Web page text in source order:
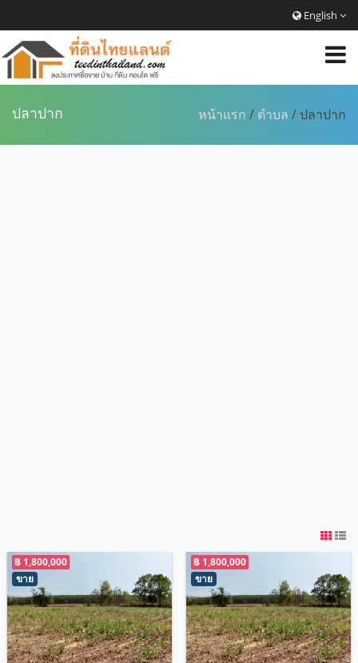
English
ปลาปาก หน้าแรก / ตำบล / ปลาปาก
ขาย
฿ 1,800,000
ขาย
฿ 1,800,000